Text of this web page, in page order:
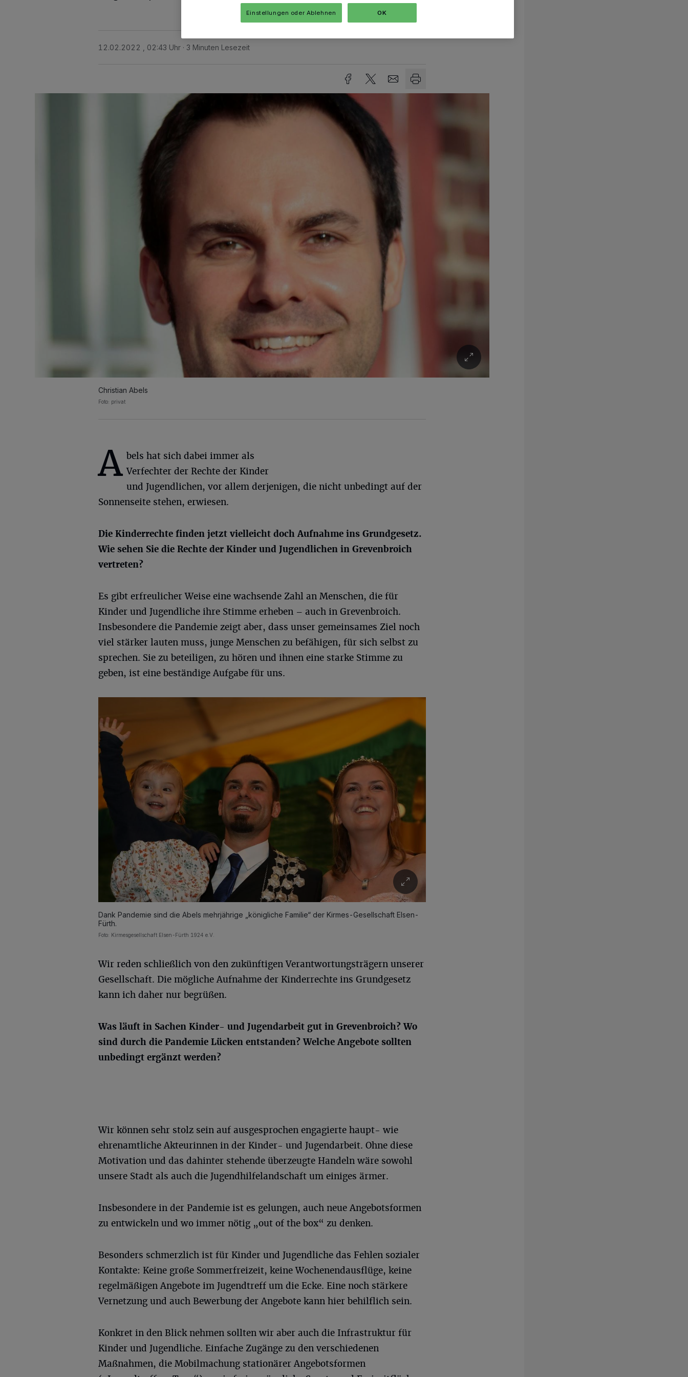
12.02.2022 , 02:43 Uhr 3 Minuten Lesezeit
Christian Abels
Foto: privat
A bels hat sich dabei immer als
Verfechter der Rechte der Kinder
und Jugendlichen, vor allem derjenigen, die nicht unbedingt auf der
Sonnenseite stehen, erwiesen.
Die Kinderrechte finden jetzt vielleicht doch Aufnahme ins Grundgesetz.
Wie sehen Sie die Rechte der Kinder und Jugendlichen in Grevenbroich
vertreten?
Es gibt erfreulicher Weise eine wachsende Zahl an Menschen, die für
Kinder und Jugendliche ihre Stimme erheben – auch in Grevenbroich.
Insbesondere die Pandemie zeigt aber, dass unser gemeinsames Ziel noch
viel stärker lauten muss, junge Menschen zu befähigen, für sich selbst zu
sprechen. Sie zu beteiligen, zu hören und ihnen eine starke Stimme zu
geben, ist eine beständige Aufgabe für uns.
Dank Pandemie sind die Abels mehrjährige „königliche Familie“ der Kirmes-Gesellschaft Elsen-
Fürth.
Foto: Kirmesgesellschaft Elsen-Fürth 1924 e.V.
Wir reden schließlich von den zukünftigen Verantwortungsträgern unserer
Gesellschaft. Die mögliche Aufnahme der Kinderrechte ins Grundgesetz
kann ich daher nur begrüßen.
Was läuft in Sachen Kinder- und Jugendarbeit gut in Grevenbroich? Wo
sind durch die Pandemie Lücken entstanden? Welche Angebote sollten
unbedingt ergänzt werden?
Wir können sehr stolz sein auf ausgesprochen engagierte haupt- wie
ehrenamtliche Akteurinnen in der Kinder- und Jugendarbeit. Ohne diese
Motivation und das dahinter stehende überzeugte Handeln wäre sowohl
unsere Stadt als auch die Jugendhilfelandschaft um einiges ärmer.
Insbesondere in der Pandemie ist es gelungen, auch neue Angebotsformen
zu entwickeln und wo immer nötig „out of the box“ zu denken.
Besonders schmerzlich ist für Kinder und Jugendliche das Fehlen sozialer
Kontakte: Keine große Sommerfreizeit, keine Wochenendausflüge, keine
regelmäßigen Angebote im Jugendtreff um die Ecke. Eine noch stärkere
Vernetzung und auch Bewerbung der Angebote kann hier behilflich sein.
Konkret in den Blick nehmen sollten wir aber auch die Infrastruktur für
Kinder und Jugendliche. Einfache Zugänge zu den verschiedenen
Maßnahmen, die Mobilmachung stationärer Angebotsformen
Einstellungen oder Ablehnen OK